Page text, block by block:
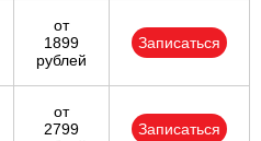
от
1899
рублей
Записаться
от
2799
Записаться